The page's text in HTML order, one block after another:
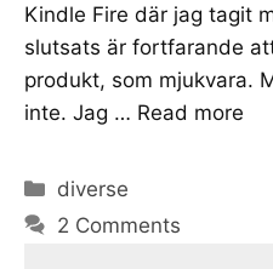
Kindle Fire där jag tagit
slutsats är fortfarande
produkt, som mjukvara.
inte. Jag … Read more
Categories
diverse
2 Comments